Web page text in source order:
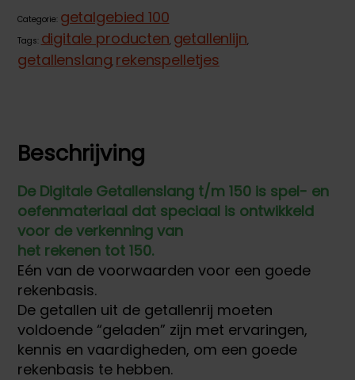
Categorie: getalgebied 100
Tags: digitale producten, getallenlijn,
getallenslang, rekenspelletjes
Beschrijving
De Digitale Getallenslang t/m 150 is spel- en
oefenmateriaal dat speciaal is ontwikkeld
voor de verkenning van
het rekenen tot 150.
Eén van de voorwaarden voor een goede
rekenbasis.
De getallen uit de getallenrij moeten
voldoende “geladen” zijn met ervaringen,
kennis en vaardigheden, om een goede
rekenbasis te hebben.